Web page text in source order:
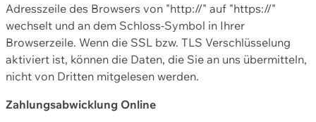
Adresszeile des Browsers von "http://" auf "https://"
wechselt und an dem Schloss-Symbol in Ihrer
Browserzeile. Wenn die SSL bzw. TLS Verschlüsselung
aktiviert ist, können die Daten, die Sie an uns übermitteln,
nicht von Dritten mitgelesen werden.
Zahlungsabwicklung Online